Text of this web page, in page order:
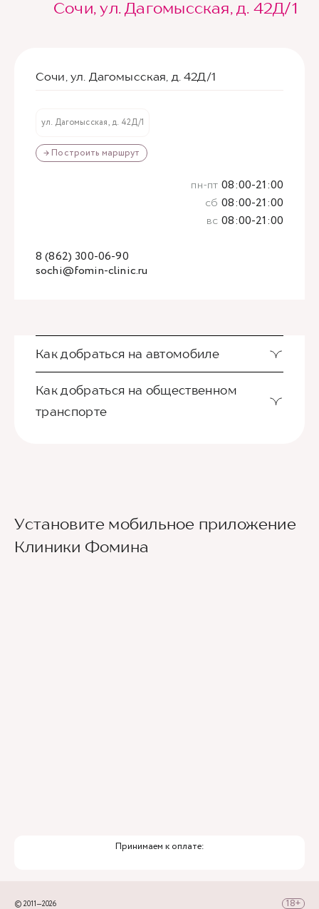
Сочи, ул. Дагомысская, д. 42Д/1
Сочи, ул. Дагомысская, д. 42Д/1
ул. Дагомысская, д. 42Д/1
→ Построить маршрут
sochi@fomin-clinic.ru
8 (862) 300-06-90
пн-пт 08:00-21:00
сб 08:00-21:00
вс 08:00-21:00
Как добраться на автомобиле
Как добраться на общественном
транспорте
Из международного аэропорта Сочи до клиники
можно добраться на такси или
Установите мобильное приложение
Клиники Фомина
Принимаем к оплате:
© 2011—2026